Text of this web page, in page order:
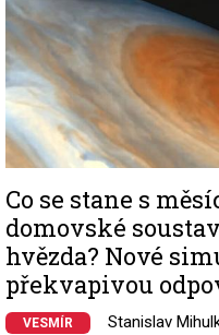
Co se stane s
domovské
hvězda? Nové
překvapivou
VESMÍR Stanislav